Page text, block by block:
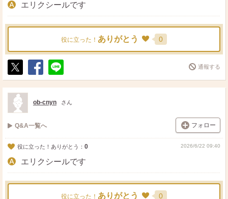
エリクシールです
役に立った！ ありがとう 0
ポ
ス
ト
シ
ェ
送
る
通報する
ob-cnyn さん
Q&A一覧へ フォロー
役に立った！ありがとう： 0 2026/6/22 09:40
エリクシールです
役に立った！ ありがとう 0